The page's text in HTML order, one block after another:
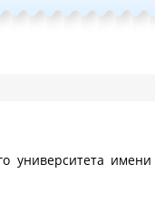
университета